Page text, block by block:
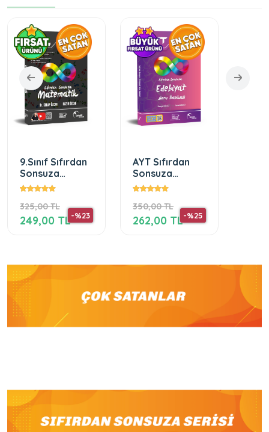
9.Sınıf Sıfırdan
Sonsuza
Matematik
1.Dönem
Fasikülü
325,00 TL
-%23
249,00 TL
AYT Sıfırdan
Sonsuza
Edebiyat Soru
Bankası
350,00 TL
-%25
262,00 TL